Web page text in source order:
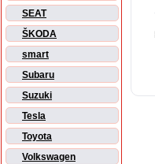
SEAT
ŠKODA
smart
Subaru
Suzuki
Tesla
Toyota
Volkswagen